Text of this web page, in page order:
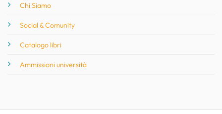
Chi Siamo
Social & Comunity
Catalogo libri
Ammissioni università